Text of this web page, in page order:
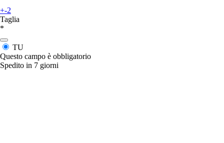
+-2
Taglia
*
TU
Questo campo è obbligatorio
Spedito in 7 giorni